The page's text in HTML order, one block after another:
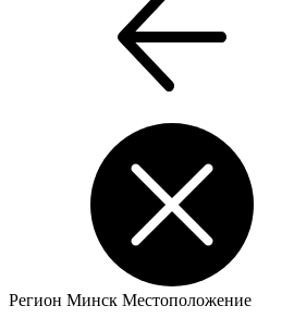
Регион Минск Местоположение